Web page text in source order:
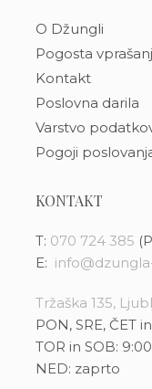
O Džungli
Pogosta
Kontakt
Poslovna darila
Varstvo
Pogoji
KONTAKT
T: 070 724 385
E:
Tržaška 135,
PON, SRE, ČET
TOR in SOB:
NED: zaprto